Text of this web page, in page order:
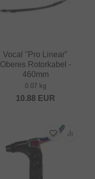
Vocal "Pro Linear"
Oberes Rotorkabel -
460mm
0.07 kg
10.88 EUR